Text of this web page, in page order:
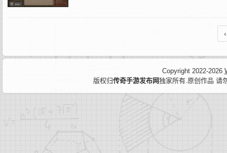
Copyright 2022-2026
版权归传奇手游发布网独家所有.原创作品 请